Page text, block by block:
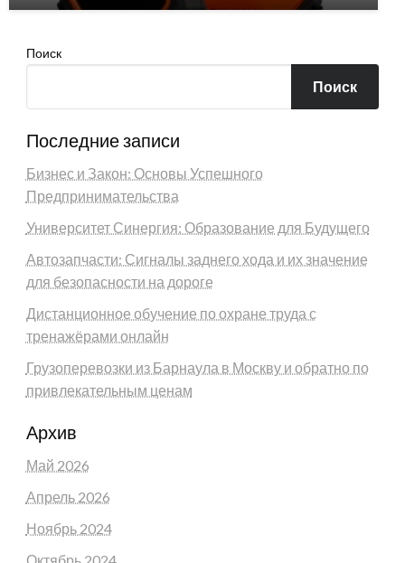
Поиск
Поиск
Последние записи
Бизнес и Закон: Основы Успешного
Предпринимательства
Университет Синергия: Образование для Будущего
Автозапчасти: Сигналы заднего хода и их значение
для безопасности на дороге
Дистанционное обучение по охране труда с
тренажёрами онлайн
Грузоперевозки из Барнаула в Москву и обратно по
привлекательным ценам
Архив
Май 2026
Апрель 2026
Ноябрь 2024
Октябрь 2024